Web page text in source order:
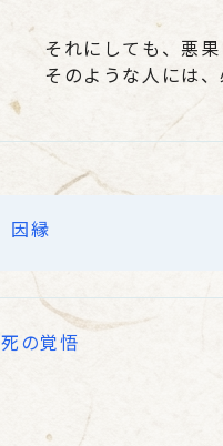
それにしても、悪
そのような人には
因縁
死の覚悟